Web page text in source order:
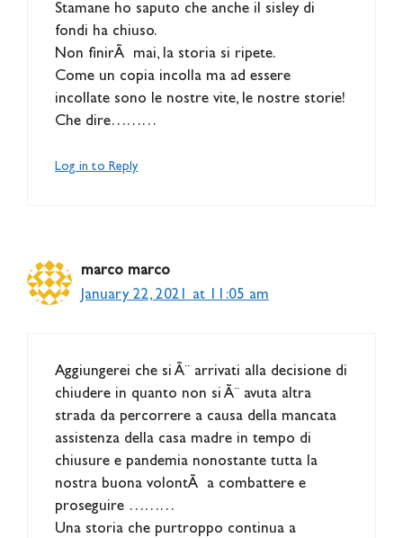
Stamane ho saputo che anche il sisley di
fondi ha chiuso.
Non finirÃ mai, la storia si ripete.
Come un copia incolla ma ad essere
incollate sono le nostre vite, le nostre storie!
Che dire………
Log in to Reply
marco marco
January 22, 2021 at 11:05 am
Aggiungerei che si Ã¨ arrivati alla decisione di
chiudere in quanto non si Ã¨ avuta altra
strada da percorrere a causa della mancata
assistenza della casa madre in tempo di
chiusure e pandemia nonostante tutta la
nostra buona volontÃ a combattere e
proseguire ………
Una storia che purtroppo continua a